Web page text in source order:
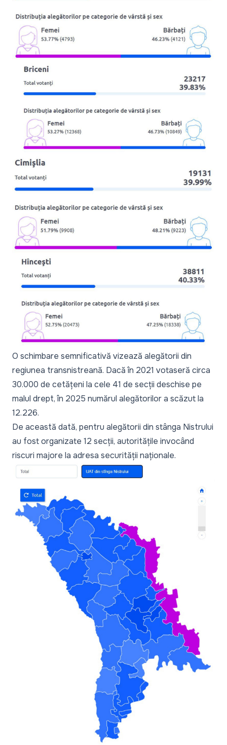
O schimbare semnificativă vizează alegătorii din
regiunea transnistreană. Dacă în 2021 votaseră circa
30.000 de cetățeni la cele 41 de secții deschise pe
malul drept, în 2025 numărul alegătorilor a scăzut la
12.226.
De această dată, pentru alegătorii din stânga Nistrului
au fost organizate 12 secții, autoritățile invocând
riscuri majore la adresa securității naționale.